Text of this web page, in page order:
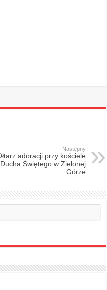
Następny
adoracji przy kościele
Ducha Świętego w Zielonej
Górze